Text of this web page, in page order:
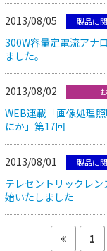
2013/08/05 製品に
300W容量定電流アナ
ました。
2013/08/02
WEB連載「画像処理
にか」第17回
2013/08/01 製品に
テレセントリックレ
始いたしました
1